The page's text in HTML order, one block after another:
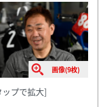
画像(9枚)
プで拡大]